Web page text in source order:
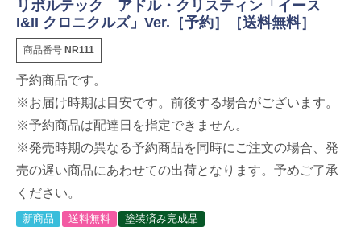
リボルテック アドル・クリスティン「イース
I&II クロニクルズ」Ver.［予約］［送料無料］
商品番号 NR111
予約商品です。
※お届け時期は目安です。前後する場合がございます。
※予約商品は配達日を指定できません。
※発売時期の異なる予約商品を同時にご注文の場合、発
売の遅い商品にあわせての出荷となります。予めご了承
ください。
新商品 送料無料
塗装済み完成品